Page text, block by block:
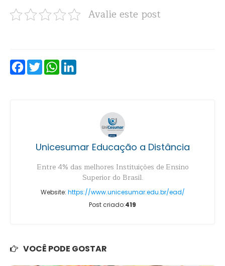
Avalie este post
FacebookTwitterWhatsApp
Unicesumar Educação a Distância
Entre 4% das melhores Instituições de Ensino
Superior do Brasil.
Website: https://www.unicesumar.edu.br/ead/
Post criado:419
VOCÊ PODE GOSTAR